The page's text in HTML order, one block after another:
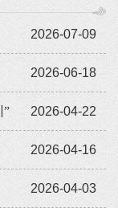
2026-07-09
2026-06-18
2026-04-22
”
2026-04-16
2026-04-03